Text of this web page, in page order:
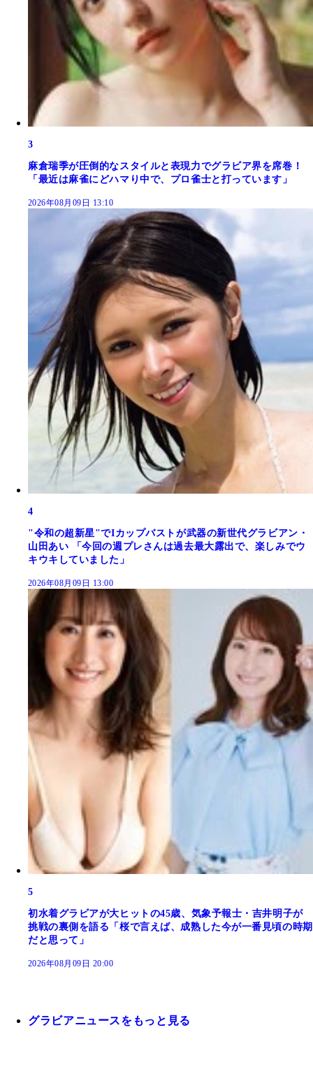
3
麻倉瑞季が圧倒的なスタイルと表現力でグラビア界を席巻！
「最近は麻雀にどハマり中で、プロ雀士と打っています」
2026年08月09日 13:10
4
"令和の超新星"でIカップバストが武器の新世代グラビアン・
山田あい 「今回の週プレさんは過去最大露出で、楽しみでウ
キウキしていました」
2026年08月09日 13:00
5
初水着グラビアが大ヒットの45歳、気象予報士・吉井明子が
挑戦の裏側を語る「桜で言えば、成熟した今が一番見頃の時期
だと思って」
2026年08月09日 20:00
グラビアニュースをもっと見る